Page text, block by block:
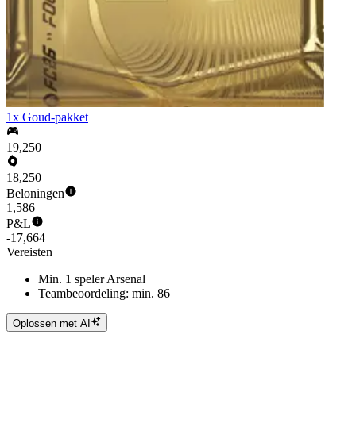
1x Goud-pakket
19,250
18,250
Beloningen
1,586
P&L
-17,664
Vereisten
Min. 1 speler Arsenal
Teambeoordeling: min. 86
Oplossen met AI